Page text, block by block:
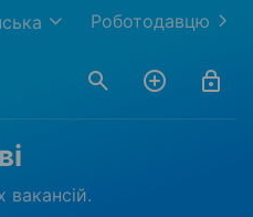
Роботодавцю
вакансій.